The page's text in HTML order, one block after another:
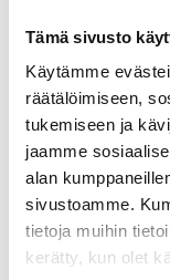
Tämä sivusto
Käytämme
räätälöimiseen,
tukemiseen ja
jaamme
alan
sivustoamme.
tietoja muihin
kerätty, kun olet
Kierre
Ulkokierre Ag
Normen
Min [C]
Max [C]
Käyttölämpötila
Kotelointiluokka